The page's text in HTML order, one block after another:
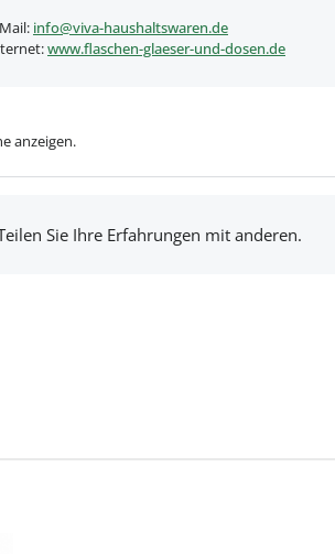
info@viva-haushaltswaren.de
www.flaschen-glaeser-und-dosen.de
anzeigen.
Sie Ihre Erfahrungen mit anderen.